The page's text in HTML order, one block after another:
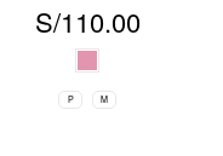
S/110.00
P M